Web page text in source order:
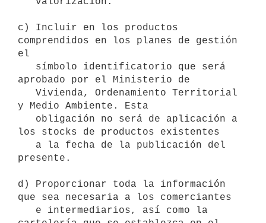
c) Incluir en los productos
comprendidos en los planes de gestión
el
aprobado por el Ministerio de
y Medio Ambiente. Esta
los stocks de productos existentes
presente.
d) Proporcionar toda la información
que sea necesaria a los comerciantes